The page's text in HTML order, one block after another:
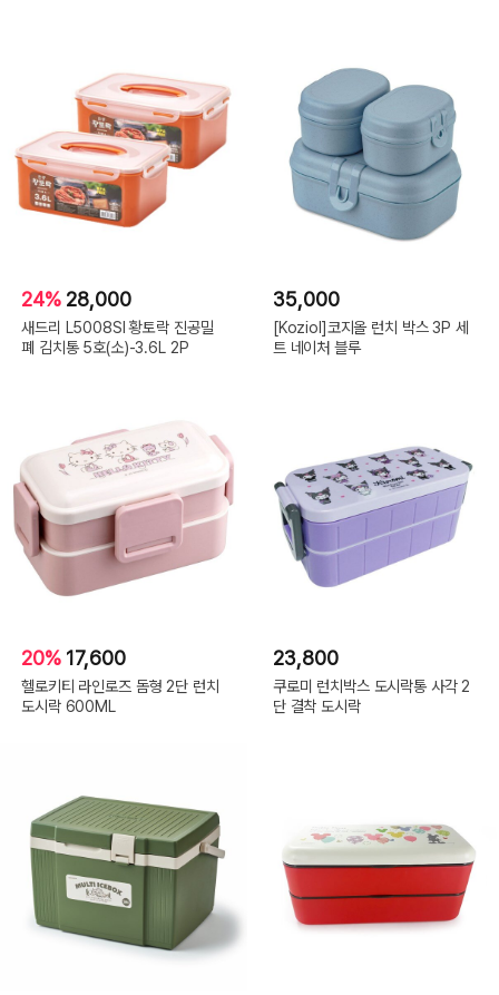
24% 28,000
새드리 L5008SI 황토락 진공밀
폐 김치통 5호(소)-3.6L 2P
35,000
[Koziol]코지올 런치 박스 3P 세
트 네이처 블루
20% 17,600
헬로키티 라인로즈 돔형 2단 런치
도시락 600ML
23,800
쿠로미 런치박스 도시락통 사각 2
단 결착 도시락